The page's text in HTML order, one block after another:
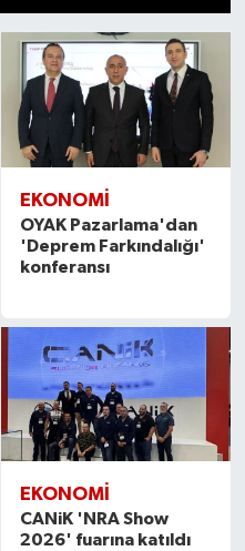
EKONOMI
OYAK Pazarlama'dan
'Deprem Farkındalığı'
konferansı
EKONOMI
CANiK 'NRA Show
2026' fuarına katıldı